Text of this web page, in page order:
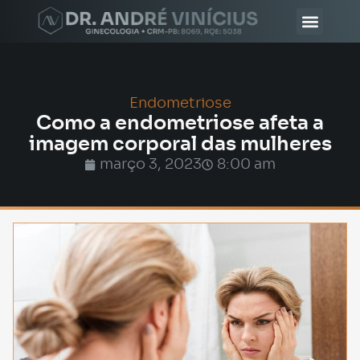
Endometriose
Como a endometriose afeta a
imagem corporal das mulheres
março 3, 2023 8:00 am